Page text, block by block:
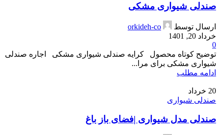
صندلی شیواری مشکی
ارسال توسط
orkideh-co
خرداد 20, 1401
0
توضیح کوتاه محصول کرایه صندلی شیواری مشکی اجاره صندلی
شیواری مشکی برای مرا...
ادامه مطلب
20 خرداد
صندلی شیواری
صندلی مدل شیواری |فضای باز باغ